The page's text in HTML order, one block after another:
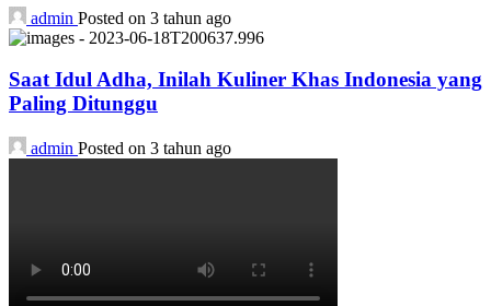
admin Posted on 3 tahun ago
Saat Idul Adha, Inilah Kuliner Khas Indonesia yang
Paling Ditunggu
admin Posted on 3 tahun ago